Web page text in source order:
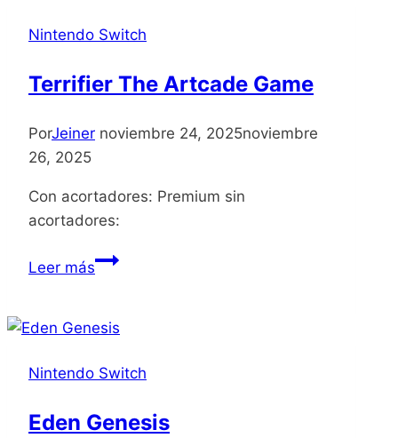
Nintendo Switch
Terrifier The Artcade Game
PorJeiner noviembre 24, 2025noviembre
26, 2025
Con acortadores: Premium sin
acortadores:
Leer másTerrifier
Game
Nintendo Switch
Eden Genesis